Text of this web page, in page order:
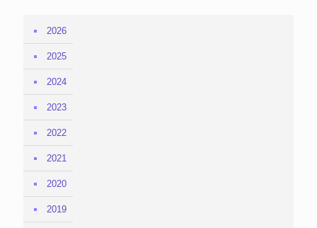
2026
2025
2024
2023
2022
2021
2020
2019